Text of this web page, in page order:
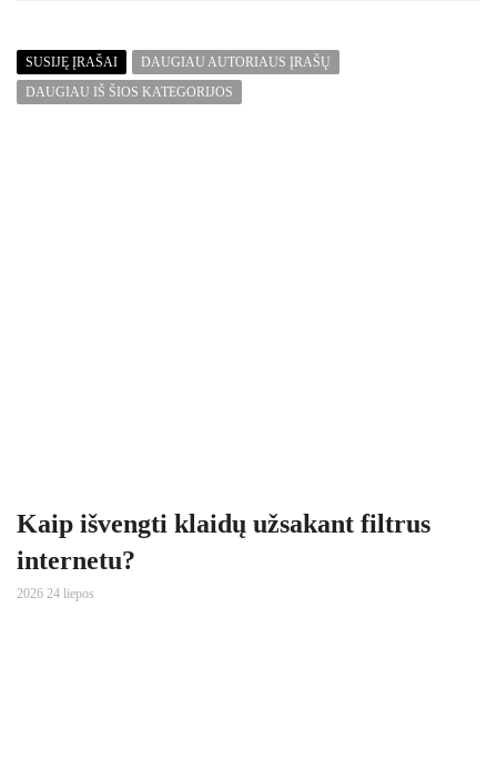
SUSIJĘ ĮRAŠAI
DAUGIAU AUTORIAUS ĮRAŠŲ
DAUGIAU IŠ ŠIOS KATEGORIJOS
Kaip išvengti klaidų užsakant filtrus
internetu?
2026 24 liepos